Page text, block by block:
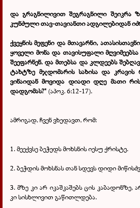
და გრაგნილივით შეგრაგნილი შეიკრა
კუნძული თავ-თავიანთი ადგილებიდან
ქვეყნის მეფენი და მთავარნი,
ყოველი მონა და თავისუფალი
შეეფარნენ. და მთებსა და კლდეებს
ტახტზე მჯდომარის სახისა და კრავის
ვინაიდან მოვიდა დიადი დღე მათი
დადგომას?" (აპოკ.6:12-17).
ამრიგად, ჩვენ ვხედავთ, რომ:
1. მეექვსე ბეჭედს მოხსნის იესუ ქრისტე.
2. ბეჭდის მოხსნას თან სდევს დიდი
3. მზე კი არ იკაშკაშებს ცის კაბადონზე,
კი სისხლივით გაწითლდება.